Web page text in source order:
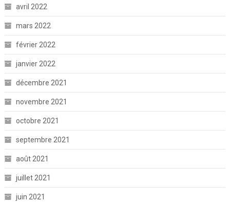
avril 2022
mars 2022
février 2022
janvier 2022
décembre 2021
novembre 2021
octobre 2021
septembre 2021
août 2021
juillet 2021
juin 2021